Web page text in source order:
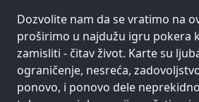
Dozvolite nam da se vratimo na
proširimo u najdužu igru pokera
zamisliti - čitav život. Karte su
ograničenje, nesreća,
ponovo, i ponovo dele